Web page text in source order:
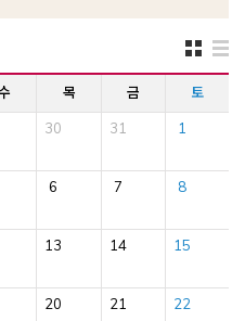
목 금 토
30 31 1
6 7 8
13 14 15
20 21 22